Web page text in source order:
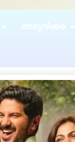
അരുവിക്കര